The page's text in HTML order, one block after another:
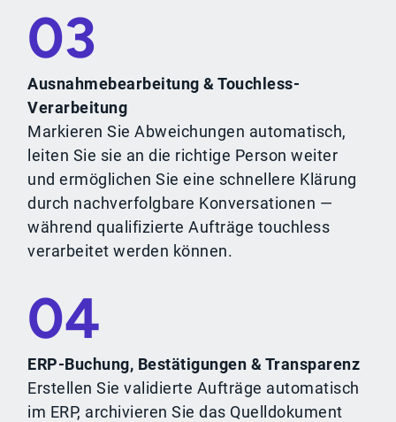
03
Ausnahmebearbeitung & Touchless-
Verarbeitung
Markieren Sie Abweichungen automatisch,
leiten Sie sie an die richtige Person weiter
und ermöglichen Sie eine schnellere Klärung
durch nachverfolgbare Konversationen —
während qualifizierte Aufträge touchless
verarbeitet werden können.
04
ERP-Buchung, Bestätigungen & Transparenz
Erstellen Sie validierte Aufträge automatisch
im ERP, archivieren Sie das Quelldokument